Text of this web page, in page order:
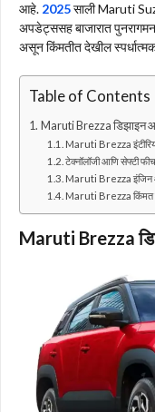
आहे. 2025साली Maruti
अपडेट्ससह बाजारात
असून किंमतीत देखील
Table of Contents
Maruti Brezza डिझाइन
Maruti Brezza
टेक्नॉलॉजी आणि सेफ्टी
Maruti Brezza इंजिन
Maruti Brezza किंमत
Maruti Brezza